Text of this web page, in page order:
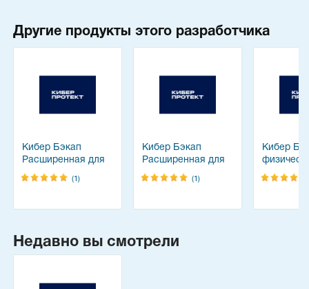
Другие продукты этого разработчика
Кибер Бэкап
Расширенная для
платформы
виртуализации
(1)
Кибер Бэкап
Расширенная для
физического
(1)
Кибер
сервера
Недавно вы смотрели